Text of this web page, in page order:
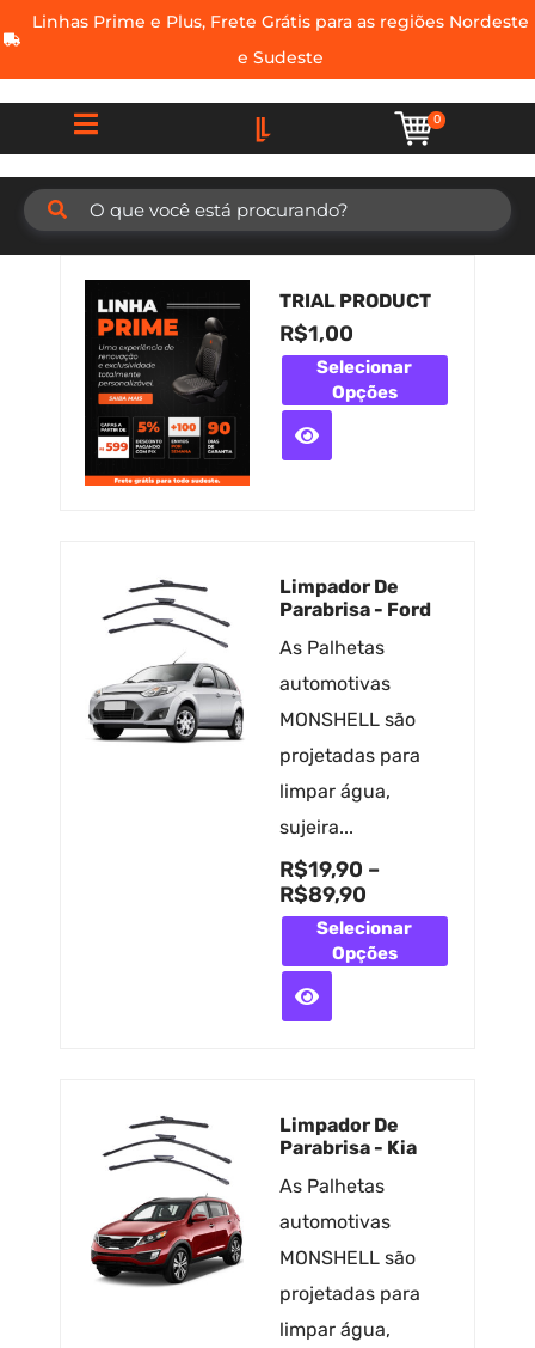
Linhas Prime e Plus, Frete Grátis para as regiões Nordeste
e Sudeste
0
TRIAL PRODUCT
R$1,00
Selecionar
Opções
Limpador De
Parabrisa - Ford
As Palhetas
automotivas
MONSHELL são
projetadas para
limpar água,
sujeira...
R$19,90 –
R$89,90
Selecionar
Opções
Limpador De
Parabrisa - Kia
As Palhetas
automotivas
MONSHELL são
projetadas para
limpar água,